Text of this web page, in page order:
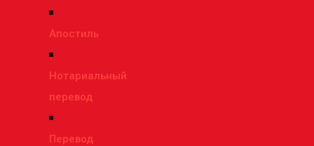
Апостиль
Нотариальный
перевод
Перевод